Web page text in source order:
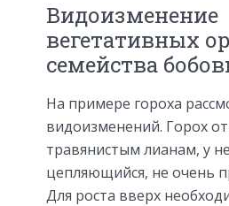
Видоизменение
вегетативных
семейства
На примере гороха
видоизменений. Горох
травянистым лианам, у
цепляющийся, не очень
Для роста вверх